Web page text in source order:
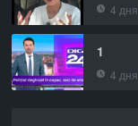
4
1
4